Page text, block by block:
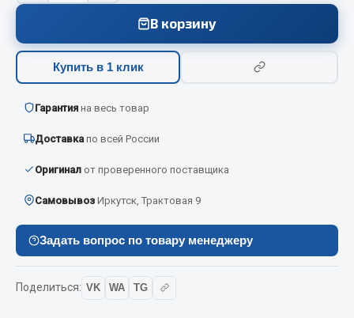
Аптечки и знаки автомобильные
Брызговики
Вентиляторы кабины
Смазочные материалы
В корзину
Купить в 1 клик
Гарантия на весь товар
Доставка по всей России
Оригинал от проверенного поставщика
Самовывоз Иркутск, Трактовая 9
Задать вопрос по товару менеджеру
Поделиться: VK WA TG